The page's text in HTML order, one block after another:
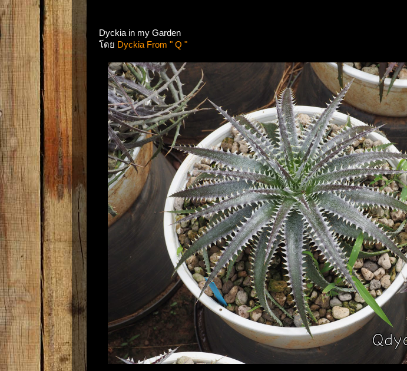
Dyckia in my Garden
โดย Dyckia From " Q "